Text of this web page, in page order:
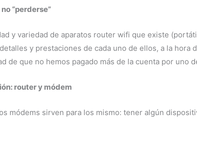
“perderse”
y variedad de aparatos router wifi que existe
y prestaciones de cada uno de ellos, a la
de que no hemos pagado más de la cuenta por uno
router y módem
módems sirven para los mismo: tener algún